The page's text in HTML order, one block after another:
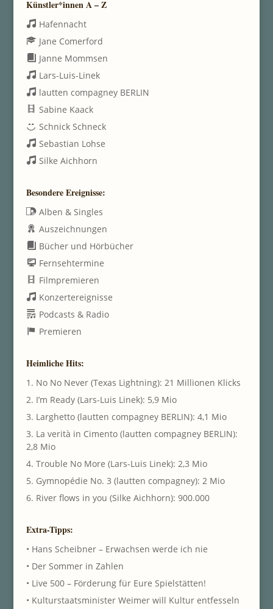
Künstler*innen A – Z
Hafennacht
Jane Comerford
Janne Mommsen
Lars-Luis-Linek
lautten compagney BERLIN
Sabine Kaack
Schnick Schneck
Sebastian Lohse
Silke Aichhorn
Besondere Ereignisse:
Alben & Singles
Auszeichnungen
Bücher und Hörbücher
Fernsehtermine
Filmpremieren
Konzertereignisse
Podcasts & Radio
Premieren
Heimliche Hits:
1. No No Never (Texas Lightning): 21 Millionen Klicks
2. I’m Ready (Lars-Luis Linek): 5,9 Mio
3. Larghetto (lautten compagney BERLIN): 4,1 Mio
3. La verità in Cimento (lautten compagney BERLIN):
2,8 Mio
4. Trouble No More (Lars-Luis Linek): 2,3 Mio
5. Gymnopédie No. 3 (lautten compagney): 2 Mio
6. River flows in you (Silke Aichhorn): 900.000
Extra-Tipps:
• Hans Scheibner – Erwachsen werde ich nie
• Der Sommer in Zahlen
• Live 500 – Förderung für Eure Spielstätten!
• Kulturstaatsminister Weimer will Kultur entfesseln